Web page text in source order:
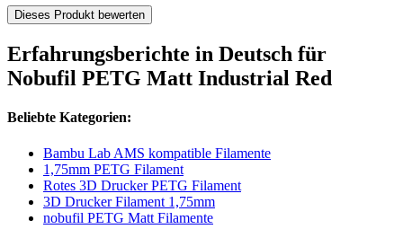
Dieses Produkt bewerten
Erfahrungsberichte in Deutsch für
Nobufil PETG Matt Industrial Red
Beliebte Kategorien:
Bambu Lab AMS kompatible Filamente
1,75mm PETG Filament
Rotes 3D Drucker PETG Filament
3D Drucker Filament 1,75mm
nobufil PETG Matt Filamente